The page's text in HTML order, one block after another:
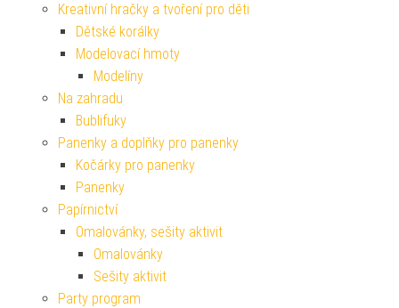
Kreativní hračky a tvoření pro děti
Dětské korálky
Modelovací hmoty
Modelíny
Na zahradu
Bublifuky
Panenky a doplňky pro panenky
Kočárky pro panenky
Panenky
Papírnictví
Omalovánky, sešity aktivit
Omalovánky
Sešity aktivit
Party program